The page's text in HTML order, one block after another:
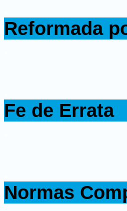
Reformada
Fe de Errata
Normas